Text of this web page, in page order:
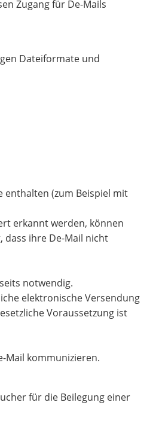
Zugang für De-Mails
Dateiformate und
enthalten (zum Beispiel mit
erkannt werden, können
dass ihre De-Mail nicht
notwendig.
elektronische Versendung
Voraussetzung ist
Mail kommunizieren.
für die Beilegung einer